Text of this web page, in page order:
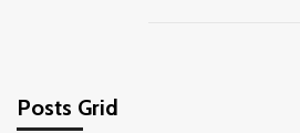
Posts Grid